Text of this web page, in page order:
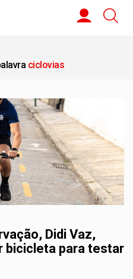
ciclovias
Didi Vaz,
bicicleta para testar